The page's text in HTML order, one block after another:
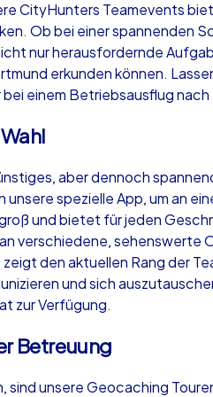
15-500
CityHunters Teamevents
Ob bei einer spannenden
nur herausfordernde
erkunden können.
einem Betriebsausflug
aber dennoch
spezielle App, um an
und bietet für jeden
verschiedene,
den aktuellen Rang der
und sich
zur Verfügung.
Betreuung
unsere Geocaching